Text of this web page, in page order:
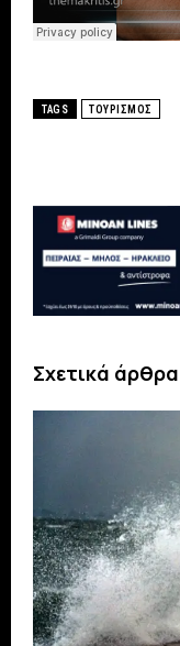
TAGS ΤΟΥΡΙΣΜΟΣ
Σχετικά άρθρα